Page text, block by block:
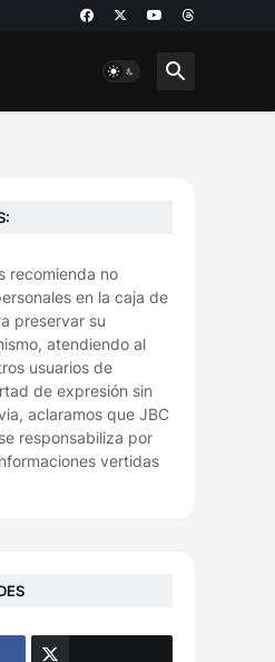
recomienda no
en la caja de
preservar su
atendiendo al
usuarios de
de expresión sin
aclaramos que JBC
responsabiliza por
vertidas